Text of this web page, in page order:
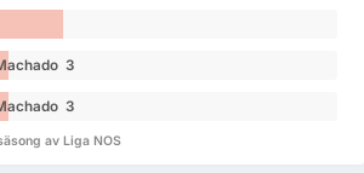
3
3
av Liga NOS